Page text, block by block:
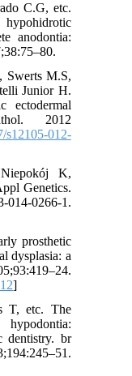
مقدمه
اکتودرمال
درگیری
مثل دندان،
شایعترین
دیسپلازی،
syndrome
دیسپلازی (
غالب است
دهان خشک،
قابل ذکر در
در نوع
ناقص وجود
در نتیجه عدم
برجستگی
C.G, etc.
anodontia:
Swerts M.S,
Junior H.
ectodermal
2012
s12105-012-
Niepokój K,
Genetics.
014-0266-1.
prosthetic
dysplasia: a
T, etc. The
hypodontia:
dentistry. br